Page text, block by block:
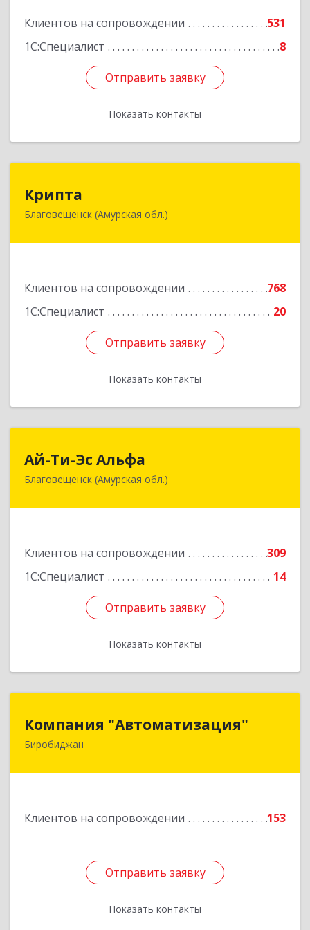
Клиентов на сопровождении
531
1С:Специалист
8
Отправить заявку
Показать контакты
Подробнее
Отправить заявку
Назад
Крипта
Благовещенск (Амурская обл.)
Клиентов на сопровождении
768
1С:Специалист
20
Отправить заявку
Показать контакты
675000, Амурская обл, Благовещенск г,
Отправить заявку
Назад
Ай-Ти-Эс Альфа
Благовещенск (Амурская обл.)
Клиентов на сопровождении
309
1С:Специалист
14
Отправить заявку
Показать контакты
675000, Амурская обл, Благовещенск г, Зейская
Отправить заявку
Назад
Компания "Автоматизация"
Биробиджан
Клиентов на сопровождении 153
Отправить заявку
Показать контакты
679016, Еврейская Аобл, Биробиджан г,
Отправить заявку
Назад